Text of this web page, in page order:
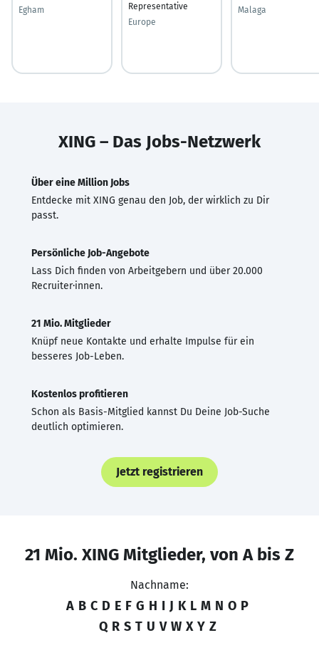
Egham
Representative
Europe
Malaga
XING – Das Jobs-Netzwerk
Über eine Million Jobs
Entdecke mit XING genau den Job, der wirklich zu Dir
passt.
Persönliche Job-Angebote
Lass Dich finden von Arbeitgebern und über 20.000
Recruiter·innen.
21 Mio. Mitglieder
Knüpf neue Kontakte und erhalte Impulse für ein
besseres Job-Leben.
Kostenlos profitieren
Schon als Basis-Mitglied kannst Du Deine Job-Suche
deutlich optimieren.
Jetzt registrieren
21 Mio. XING Mitglieder, von A bis Z
Nachname:
A B C D E F G H I J K L M N O P
Q R S T U V W X Y Z